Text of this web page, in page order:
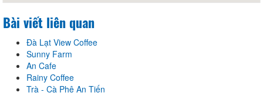
Bài viết liên quan
Đà Lạt View Coffee
Sunny Farm
An Cafe
Rainy Coffee
Trà - Cà Phê An Tiến